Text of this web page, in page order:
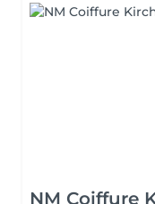
NM Coiffure